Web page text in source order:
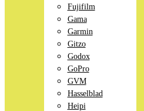
Fujifilm
Gama
Garmin
Gitzo
Godox
GoPro
GVM
Hasselblad
Heipi